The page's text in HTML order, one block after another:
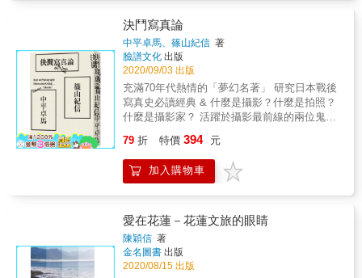
字會義賣，現在苦練手風琴準備賞花大會一展
身手的手工設計師，堅持一切都要手工製作，
連撿回來的檯燈、電鍋都要重新上色；念短大
的女學生，是小劇場的忠實粉絲，牆上貼滿了
劇場的宣傳海報，床頭堆滿劇團的週邊；各種
喜歡的東西、小物件、收藏品……像洪水般不
斷吞噬空間，化妝也好，讀書也好，在家工作
也好，不論做什麼都可以在這個小空間一次完
成……生存過日子，其實就是一種日常罷了，
要的生活方式，或者自己選擇的風格團團包圍
著，這樣幸福至極的日常，誰都會著迷！
決鬥寫真論
中平卓馬、篠山紀信 著
臉譜文化 出版
2020/09/03 出版
充滿70年代熱情的「夢幻名著」 研究日本戰後
寫真史必讀經典 & 什麼是攝影？什麼是拍照？
什麼是攝影家？ 活躍於攝影最前線的兩位鬼才
宿敵中平卓馬 以「影像」與「論述」進行唇槍
舌戰的「決鬥寫真論」！ 平面設計師&王志弘
選書、設計 藝文評論家&張世倫推薦 & ◎引
家兼評論家，1968年他創辦攝影雜誌《挑釁》
（Provoke），重新界定日本現代攝影的方向，
而且撼動、顛覆了當時奉精準、唯美為圭臬的
主流攝影美學標準，造成轟動。他的攝影作品
79 折 特價 394 元
加入購物車
愛在花蓮－花蓮文旅的眼睛
陳穎信 著
金名圖書 出版
2020/08/15 出版